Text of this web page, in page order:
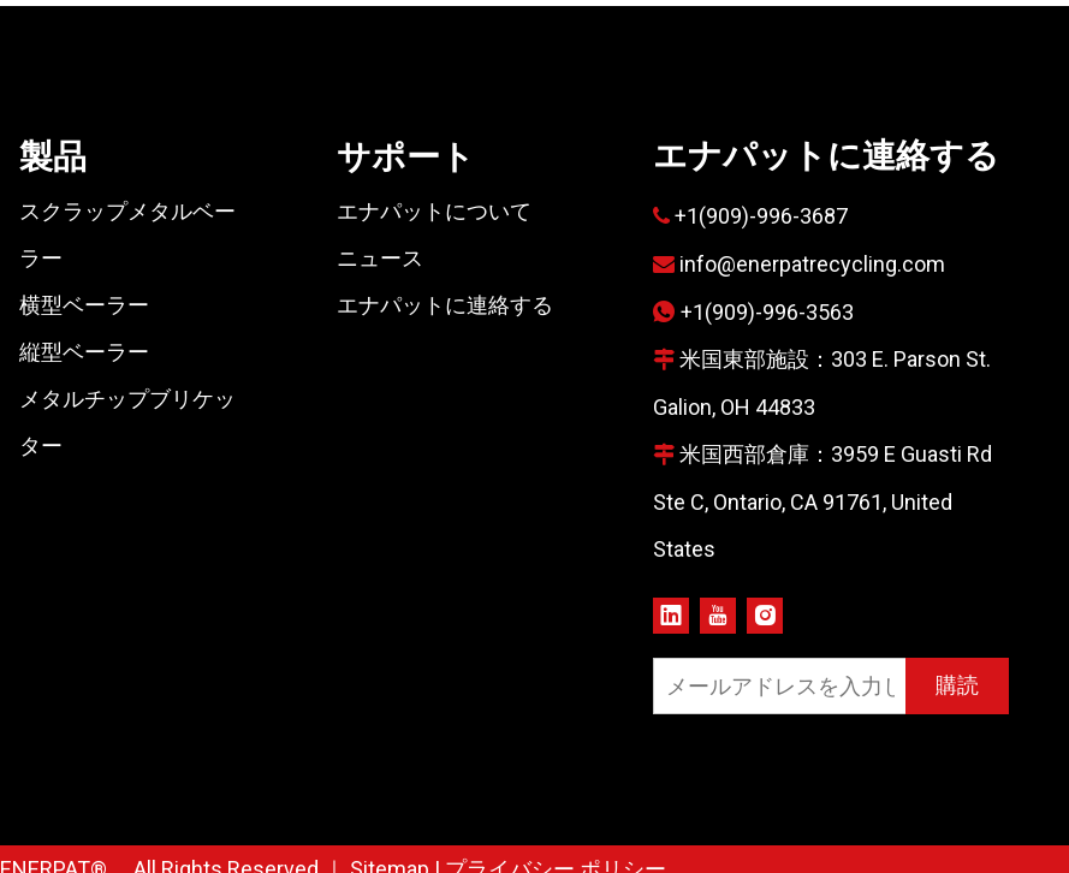
製品
スクラップメタルベー
ラー
横型ベーラー
縦型ベーラー
メタルチップブリケッ
ター
サポート
エナパットについて
ニュース
エナパットに連絡する
エナパットに連絡する
+1(909)-996-3687
 info@enerpatrecycling.com
 +1(909)-996-3563
米国東部施設：303 E. Parson St.
Galion, OH 44833
米国西部倉庫：3959 E Guasti Rd
Ste C, Ontario, CA 91761, United
States
購読